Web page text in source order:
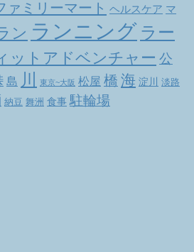
ァミリーマート ヘルスケア マ
ン ランニング ラー
ットアドベンチャー 公
島 川 東京~大阪 松屋 橋 海 淀川
淡路
納豆 舞洲 食事 駐輪場